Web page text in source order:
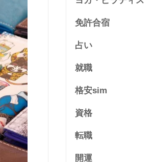
免許合宿
占い
就職
格安sim
資格
転職
開運